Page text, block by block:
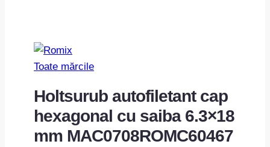
Toate mărcile
Holtsurub autofiletant cap
hexagonal cu saiba 6.3×18
mm MAC0708ROMC60467